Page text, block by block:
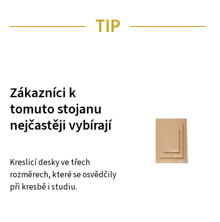
TIP
Zákazníci k
tomuto stojanu
nejčastěji vybírají
Kreslicí desky ve třech
rozměrech, které se osvědčily
při kresbě i studiu.